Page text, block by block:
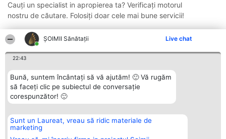
ŞOIMII Sănătații Live chat
22:43
Bună, suntem încântați să vă ajutăm! 🙂 Vă rugăm
să faceți clic pe subiectul de conversație
corespunzător! 🙂
Sunt un Laureat, vreau să ridic materiale de
marketing
Cauți un specialist in apropierea ta? Verificați motorul
nostru de căutare. Folosiți doar cele mai bune servicii!
Organizator Ranking
BRIGHT SOLUTIONS BR SRL
Aleea Timisul De Sus 2 Bl. A30
Plebiscyt
Lista Tuturor
Contact